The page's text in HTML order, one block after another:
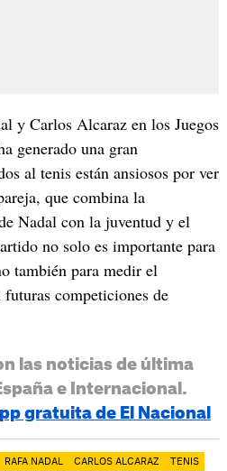
y Carlos Alcaraz en los Juegos
generado una gran
al tenis están ansiosos por ver
que combina la
Nadal con la juventud y el
no solo es importante para
también para medir el
competiciones de
las noticias de última
e Internacional.
gratuita de El Nacional
RAFA NADAL CARLOS ALCARAZ TENIS